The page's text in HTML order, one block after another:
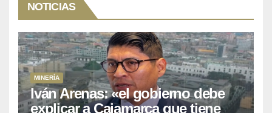
NOTICIAS
MINERÍA
Iván Arenas: «el gobierno debe
explicar a Cajamarca que tiene